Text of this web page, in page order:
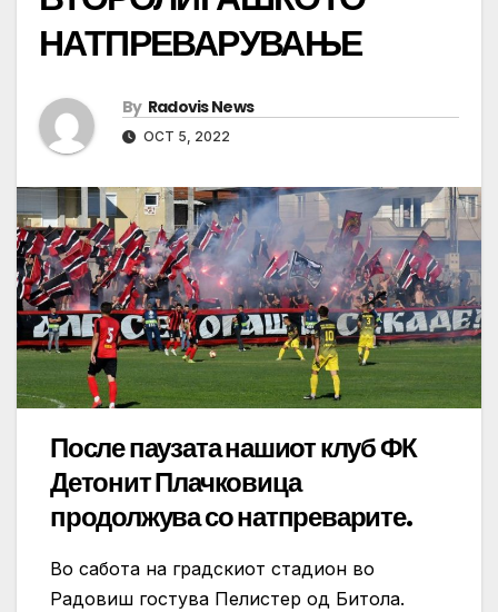
НАТПРЕВАРУВАЊЕ
By Radovis News
OCT 5, 2022
После паузата нашиот клуб ФК
Детонит Плачковица
продолжува со натпреварите.
Во сабота на градскиот стадион во
Радовиш гостува Пелистер од Битола.